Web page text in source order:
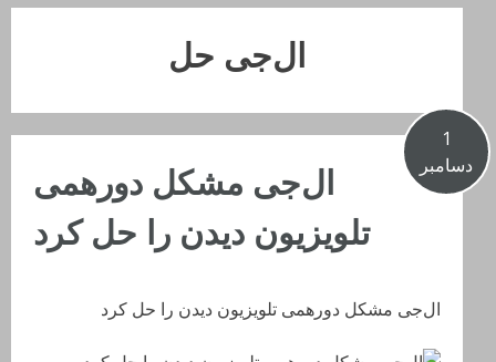
ال‌جی حل
1
دسامبر
ال‌جی مشکل دورهمی
تلویزیون دیدن را حل کرد
ال‌جی مشکل دورهمی تلویزیون دیدن را حل کرد